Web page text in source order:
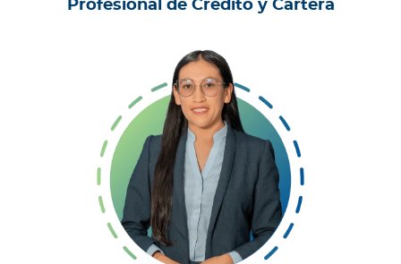
Profesional de Crédito y Cartera